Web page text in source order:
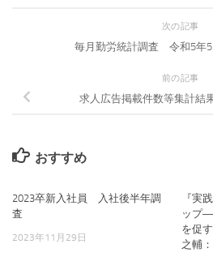
次の記事
毎月勤労統計調査 令和5年5
前の記事
求人広告掲載件数等集計結
おすすめ
2023卒新入社員 入社後半年調
査
2023年11月29日
『実
ップ―
を促
之輔